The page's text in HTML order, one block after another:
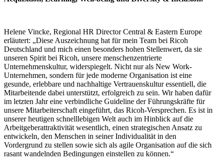
Helene Vincke, Regional HR Director Central & Eastern Europe
erläutert: „Diese Auszeichnung hat für mein Team bei Ricoh
Deutschland und mich einen besonders hohen Stellenwert, da sie
unseren Spirit bei Ricoh, unsere menschenzentrierte
Unternehmenskultur, widerspiegelt. Nicht nur als New Work-
Unternehmen, sondern für jede moderne Organisation ist eine
gesunde, erlebbare und nachhaltige Vertrauenskultur essentiell, die
Mitarbeitende dabei unterstützt, erfolgreich zu sein. Wir haben dafür
im letzten Jahr eine verbindliche Guideline der Führungskräfte für
unsere Mitarbeiterschaft eingeführt, das Ricoh-Versprechen. Es ist in
unserer heutigen schnelllebigen Welt auch im Hinblick auf die
Arbeitgeberattraktivität wesentlich, einen strategischen Ansatz zu
entwickeln, den Menschen in seiner Individualität in den
Vordergrund zu stellen sowie sich als agile Organisation auf die sich
rasant wandelnden Bedingungen einstellen zu können.“